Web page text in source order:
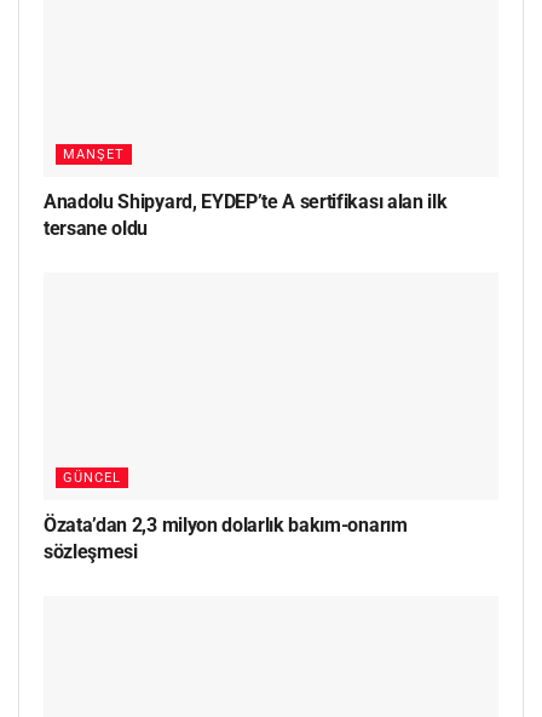
MANŞET
Anadolu Shipyard, EYDEP’te A sertifikası alan ilk
tersane oldu
GÜNCEL
Özata’dan 2,3 milyon dolarlık bakım-onarım
sözleşmesi